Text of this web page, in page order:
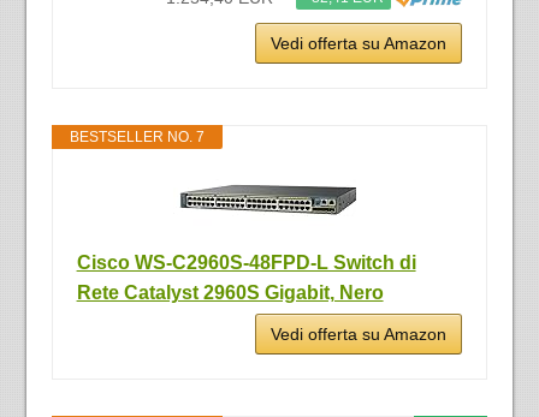
Vedi offerta su Amazon
BESTSELLER NO. 7
Cisco WS-C2960S-48FPD-L Switch di
Rete Catalyst 2960S Gigabit, Nero
Vedi offerta su Amazon